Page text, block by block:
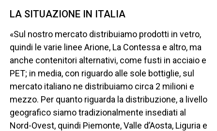
LA SITUAZIONE IN ITALIA
«Sul nostro mercato distribuiamo prodotti in vetro,
quindi le varie linee Arione, La Contessa e altro, ma
anche contenitori alternativi, come fusti in acciaio e
PET; in media, con riguardo alle sole bottiglie, sul
mercato italiano ne distribuiamo circa 2 milioni e
mezzo. Per quanto riguarda la distribuzione, a livello
geografico siamo tradizionalmente insediati al
Nord-Ovest, quindi Piemonte, Valle d’Aosta, Liguria e